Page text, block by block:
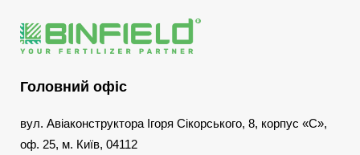
Головний офіс
вул. Авіаконструктора Ігоря Сікорського, 8, корпус «С»,
оф. 25, м. Київ, 04112